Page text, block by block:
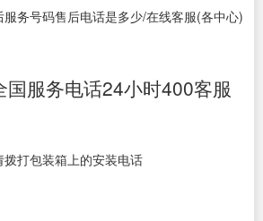
务号码售后电话是多少/在线客服(各中心)
国服务电话24小时400客服
打包装箱上的安装电话